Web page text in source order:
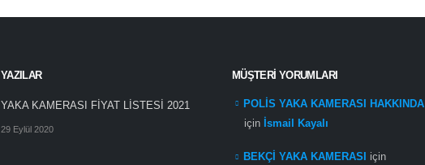
YAZILAR
YAKA KAMERASI FİYAT LİSTESİ 2021
29 Eylül 2020
MÜŞTERI YORUMLARI
POLİS YAKA KAMERASI HAKKINDA
için İsmail Kayalı
BEKÇİ YAKA KAMERASI
için